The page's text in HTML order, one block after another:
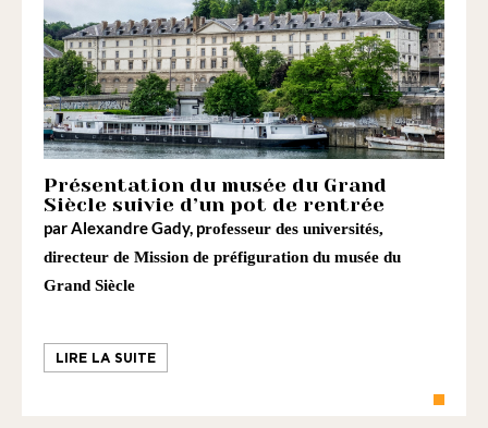
Présentation du musée du Grand
Siècle suivie d’un pot de rentrée
par Alexandre Gady, professeur des universités,
directeur de Mission de préfiguration du musée du
Grand Siècle
LIRE LA SUITE